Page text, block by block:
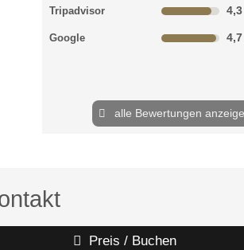
Tripadvisor 4,3
Google 4,7
alle Bewertungen
Preis / Buchen